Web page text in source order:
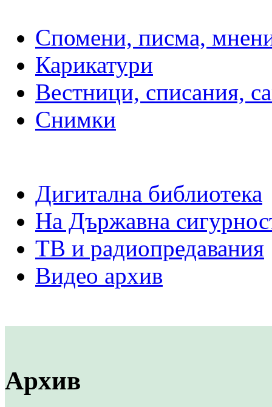
Спомени, писма,
Карикатури
Вестници, списания,
Снимки
Дигитална библиотека
На Държавна
ТВ и радиопредавания
Видео архив
Архив